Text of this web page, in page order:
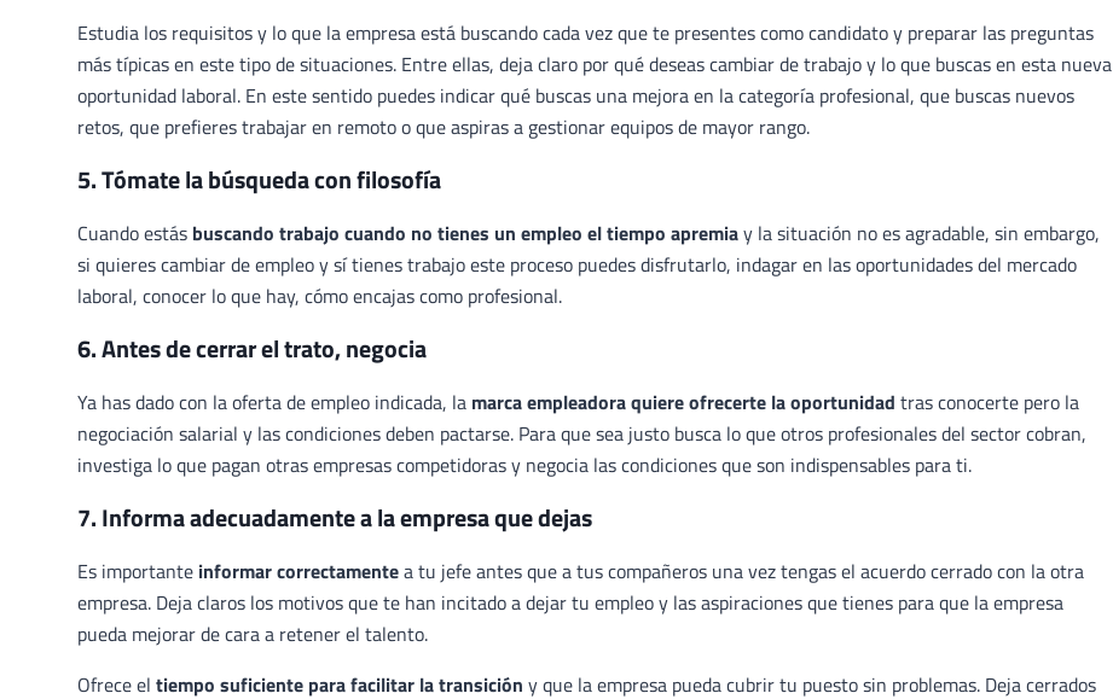
Estudia los requisitos y lo que la empresa está buscando cada vez que te presentes como candidato y preparar las preguntas
más típicas en este tipo de situaciones. Entre ellas, deja claro por qué deseas cambiar de trabajo y lo que buscas en esta nueva
oportunidad laboral. En este sentido puedes indicar qué buscas una mejora en la categoría profesional, que buscas nuevos
retos, que prefieres trabajar en remoto o que aspiras a gestionar equipos de mayor rango.
5. Tómate la búsqueda con filosofía
Cuando estás buscando trabajo cuando no tienes un empleo el tiempo apremiay la situación no es agradable, sin embargo,
si quieres cambiar de empleo y sí tienes trabajo este proceso puedes disfrutarlo, indagar en las oportunidades del mercado
laboral, conocer lo que hay, cómo encajas como profesional.
6. Antes de cerrar el trato, negocia
Ya has dado con la oferta de empleo indicada, la marca empleadora quiere ofrecerte la oportunidad tras conocerte pero la
negociación salarial y las condiciones deben pactarse. Para que sea justo busca lo que otros profesionales del sector cobran,
investiga lo que pagan otras empresas competidoras y negocia las condiciones que son indispensables para ti.
7. Informa adecuadamente a la empresa que dejas
Es importante informar correctamentea tu jefe antes que a tus compañeros una vez tengas el acuerdo cerrado con la otra
empresa. Deja claros los motivos que te han incitado a dejar tu empleo y las aspiraciones que tienes para que la empresa
pueda mejorar de cara a retener el talento.
Ofrece el tiempo suficiente para facilitar la transición y que la empresa pueda cubrir tu puesto sin problemas. Deja cerrados